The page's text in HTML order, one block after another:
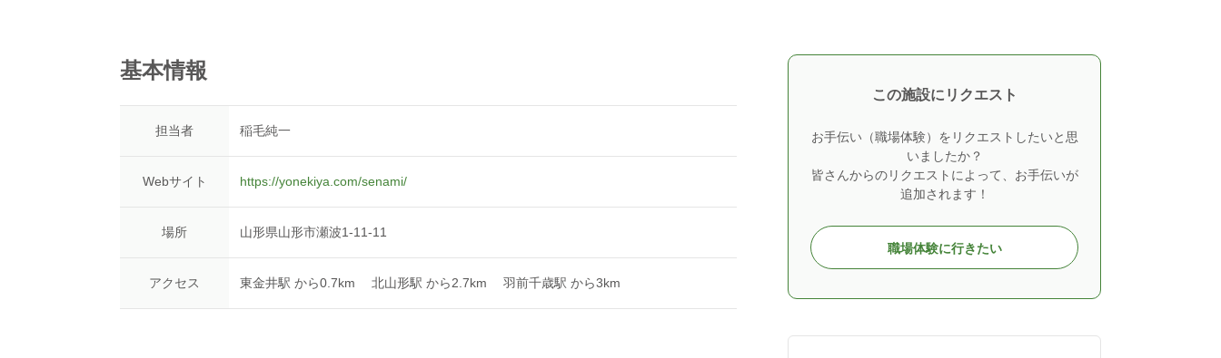
基本情報
担当者 稲毛純一
Webサイト https://yonekiya.com/senami/
場所 山形県山形市瀬波1-11-11
アクセス 東金井駅 から0.7km 北山形駅 から2.7km 羽前千歳駅 から3km
この施設にリクエスト
お手伝い（職場体験）をリクエストしたいと思
いましたか？
皆さんからのリクエストによって、お手伝いが
追加されます！
職場体験に行きたい